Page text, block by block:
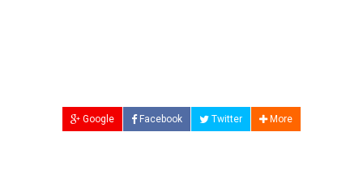
Google Facebook Twitter More